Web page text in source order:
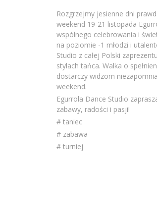
Rozgrzejmy jesienne dni
weekend 19-21 listopada
wspólnego celebrowania i
na poziomie -1 młodzi i
Studio z całej Polski
stylach tańca. Walka o
dostarczy widzom
weekend.
Egurrola Dance Studio
zabawy, radości i pasji!
# taniec
# zabawa
# turniej